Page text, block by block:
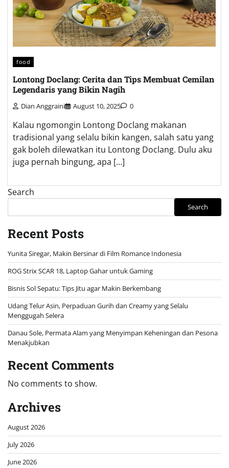
food
Lontong Doclang: Cerita dan Tips Membuat Cemilan
Legendaris yang Bikin Nagih
Dian Anggraini August 10, 2025 0
Kalau ngomongin Lontong Doclang makanan
tradisional yang selalu bikin kangen, salah satu yang
gak boleh dilewatkan itu Lontong Doclang. Dulu aku
juga pernah bingung, apa […]
Search
Search
Recent Posts
Yunita Siregar, Makin Bersinar di Film Romance Indonesia
ROG Strix SCAR 18, Laptop Gahar untuk Gaming
Bisnis Sol Sepatu: Tips Jitu agar Makin Berkembang
Udang Telur Asin, Perpaduan Gurih dan Creamy yang Selalu
Menggugah Selera
Danau Sole, Permata Alam yang Menyimpan Keheningan dan Pesona
Menakjubkan
Recent Comments
No comments to show.
Archives
August 2026
July 2026
June 2026